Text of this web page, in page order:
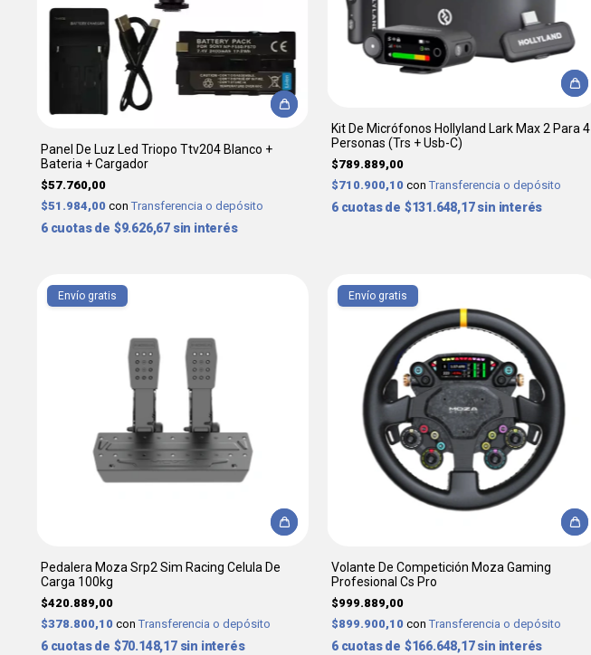
Panel De Luz Led Triopo Ttv204 Blanco +
Bateria + Cargador
$57.760,00
$51.984,00 con Transferencia o depósito
6 $9.626,67 sin interés
Kit De Micrófonos Hollyland Lark Max 2 Para 4
Personas (Trs + Usb-C)
$789.889,00
$710.900,10 con Transferencia o depósito
6 $131.648,17 sin interés
Envío gratis
Pedalera Moza Srp2 Sim Racing Celula De
Carga 100kg
$420.889,00
$378.800,10 con Transferencia o depósito
6 $70.148,17 sin interés
Envío gratis
Volante De Competición Moza Gaming
Profesional Cs Pro
$999.889,00
$899.900,10 con Transferencia o depósito
6 $166.648,17 sin interés